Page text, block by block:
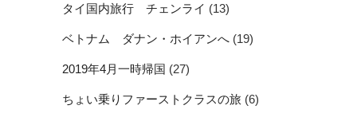
タイ国内旅行 チェンライ (13)
ベトナム ダナン・ホイアンへ (19)
2019年4月一時帰国 (27)
ちょい乗りファーストクラスの旅 (6)